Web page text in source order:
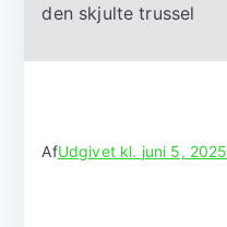
den skjulte trussel
AfUdgivet kl. juni 5, 2025